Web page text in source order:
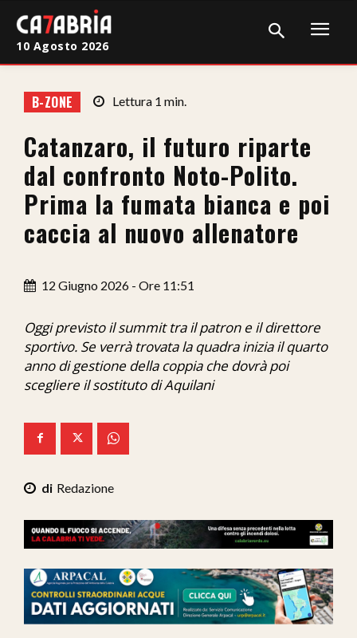
Cronaca
Giudiziaria
Politica
Sport
Sanità
Economia
Ita-Mondo
We Calabria
10 Agosto 2026
B-ZONE Lettura 1 min.
Catanzaro, il futuro riparte
dal confronto Noto-Polito.
Prima la fumata bianca e poi
caccia al nuovo allenatore
12 Giugno 2026 - Ore 11:51
Oggi previsto il summit tra il patron e il direttore
sportivo. Se verrà trovata la quadra inizia il quarto
anno di gestione della coppia che dovrà poi
scegliere il sostituto di Aquilani
Redazione